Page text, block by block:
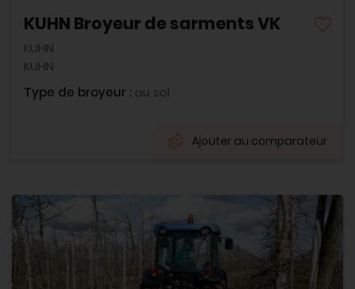
KUHN Broyeur de sarments VK
KUHN
KUHN
Type de broyeur : au sol
Ajouter au comparateur